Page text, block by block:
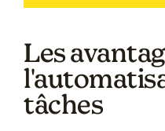
Les
tâches